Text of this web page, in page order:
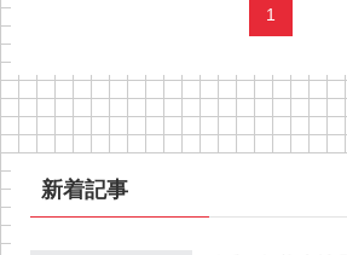
1
新着記事